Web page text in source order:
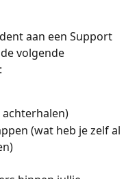
aan een Support
volgende
(wat heb je zelf al